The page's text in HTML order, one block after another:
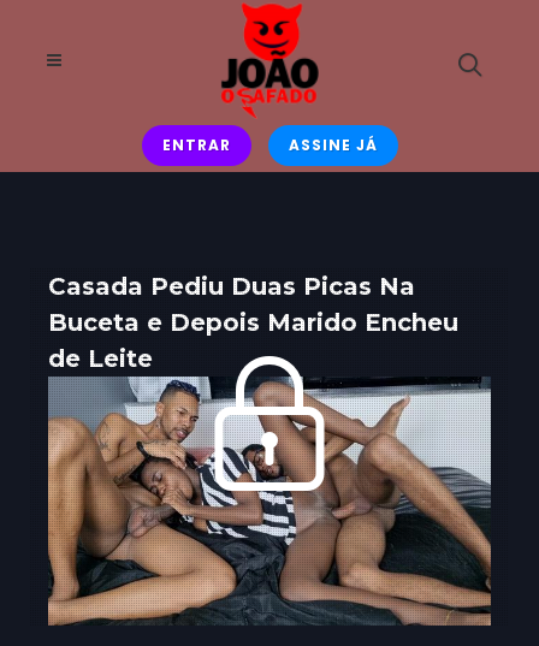
ENTRAR ASSINE JÁ
Casada Pediu Duas Picas Na
Buceta e Depois Marido Encheu
de Leite